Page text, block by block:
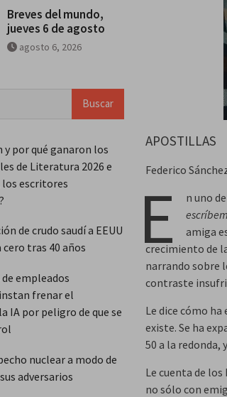
APOSTILLAS
Federico
E n uno
amiga
crecimiento de
narrando sobre
contraste
Le dice cómo ha
existe. Se ha
50 a la redonda,
Le cuenta de
no sólo con
Breves del mundo,
jueves 6 de agosto
agosto 6, 2026
y por qué ganaron los
de Literatura 2026 e
escritores
de crudo saudí a EEUU
tras 40 años
empleados
frenar el
IA por peligro de que se
nuclear a modo de
adversarios